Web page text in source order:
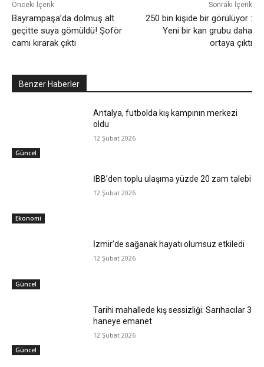
Önceki İçerik
Bayrampaşa’da dolmuş alt
geçitte suya gömüldü! Şoför
camı kırarak çıktı
Sonraki İçerik
250 bin kişide bir görülüyor :
Yeni bir kan grubu daha
ortaya çıktı
Benzer Haberler
Güncel
Antalya, futbolda kış kampının merkezi
oldu
12 Şubat 2026
Ekonomi
İBB’den toplu ulaşıma yüzde 20 zam talebi
12 Şubat 2026
Güncel
İzmir’de sağanak hayatı olumsuz etkiledi
12 Şubat 2026
Güncel
Tarihi mahallede kış sessizliği: Sarıhacılar 3
haneye emanet
12 Şubat 2026